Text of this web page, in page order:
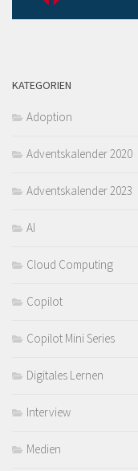
KATEGORIEN
Adoption
Adventskalender 2020
Adventskalender 2023
AI
Cloud Computing
Copilot
Copilot Mini Series
Digitales Lernen
Interview
Medien